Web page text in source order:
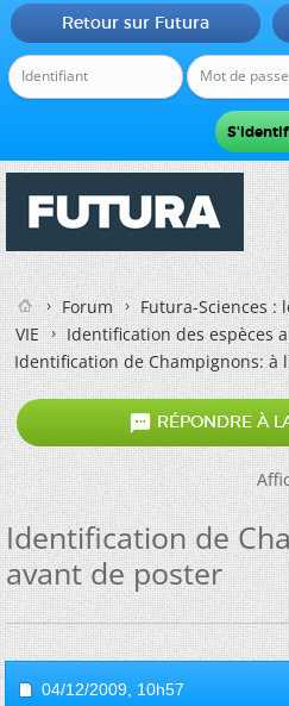
Retour sur Futura
Forum
Futura-Sciences :
VIE
Identification des espèces
Identification de Champignons: à
 RÉPONDRE À
Identification de
avant de poster
04/12/2009, 10h57